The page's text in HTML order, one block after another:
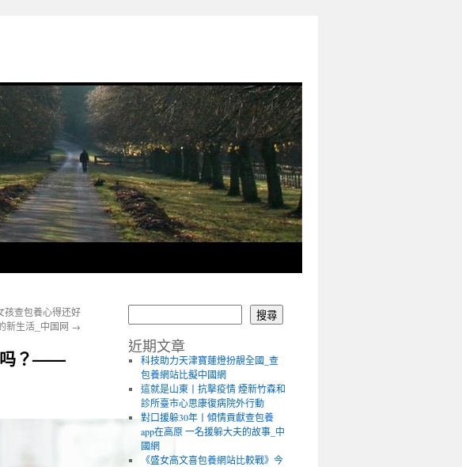
孩查包養心得还好
生活_中国网 →
吗？——
搜尋
近期文章
科技助力天津寶蓮燈扮靚全國_查
包養網站比擬中國網
這就是山東丨抗擊疫情 煙新竹森和
診所臺市心思康復病院外行動
對口援躲30年丨傾情貢獻查包養
app在高原 一名援躲大夫的故事_中
國網
《盛女高文喜包養網站比較戰》今